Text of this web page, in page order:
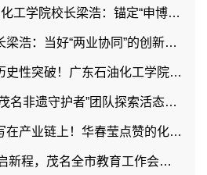
【南方+】广东石油化工学院校长梁浩：锚定“申博改大”目标，持续提升服务能级
【羊城派】广油校长梁浩：当好“两业协同”的创新策源者和人才供给者
【中国教育在线】历史性突破！广东石油化工学院首获省教学成果奖特等奖，多项数据创新高！
【茂名晚报】广油“茂名非遗守护者”团队探索活态传承新路
【羊城派】把科研写在产业链上！华春莹点赞的化橘红背后有广油硬核力量
【南方+】“十五五”启新程，茂名全市教育工作会议释放出哪些重要信号？